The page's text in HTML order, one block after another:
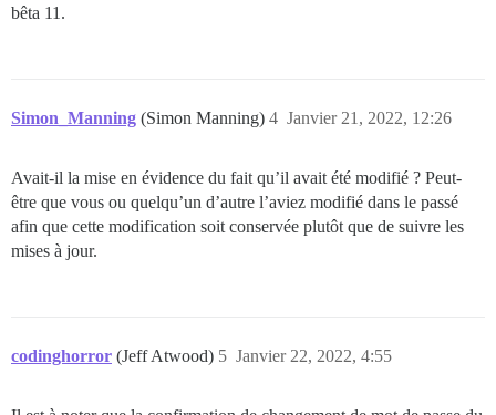
bêta 11.
Simon_Manning (Simon Manning) Janvier 21, 2022, 12:26
4
Avait-il la mise en évidence du fait qu’il avait été modifié ? Peut-
être que vous ou quelqu’un d’autre l’aviez modifié dans le passé
afin que cette modification soit conservée plutôt que de suivre les
mises à jour.
codinghorror (Jeff Atwood) Janvier 22, 2022, 4:55
5